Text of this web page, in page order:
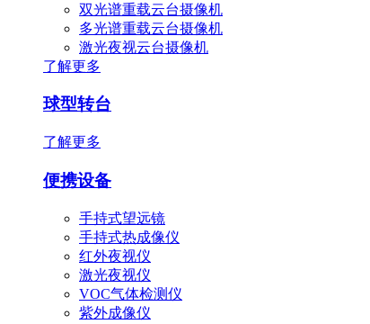
双光谱重载云台摄像机
多光谱重载云台摄像机
激光夜视云台摄像机
了解更多
球型转台
了解更多
便携设备
手持式望远镜
手持式热成像仪
红外夜视仪
激光夜视仪
VOC气体检测仪
紫外成像仪